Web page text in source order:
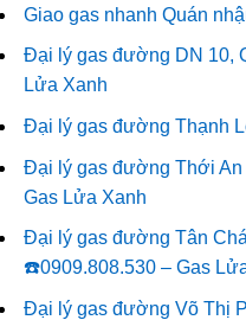
Giao gas nhanh Quán
Đại lý gas đường DN 10,
Lửa Xanh
Đại lý gas đường Thạnh
Đại lý gas đường Thới
Gas Lửa Xanh
Đại lý gas đường Tân
☎️0909.808.530 – Gas
Đại lý gas đường Võ Thị